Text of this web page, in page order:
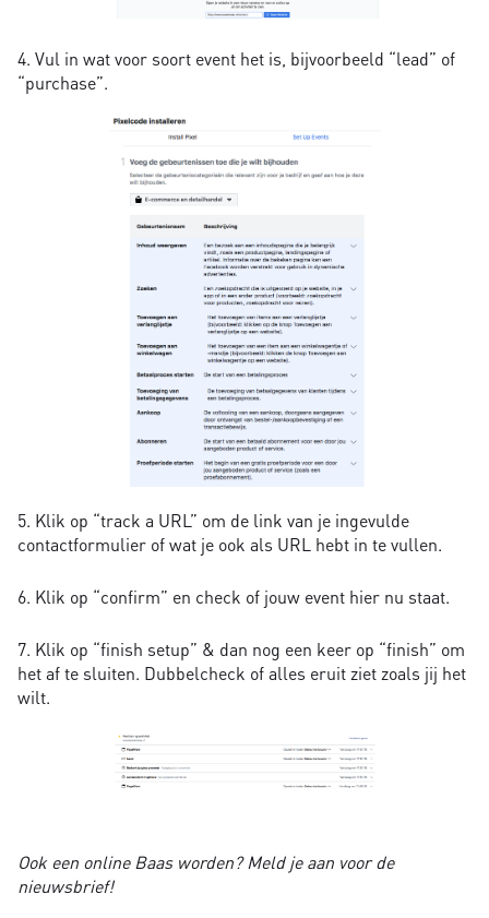
4. Vul in wat voor soort event het is, bijvoorbeeld “lead” of
“purchase”.
5. Klik op “track a URL” om de link van je ingevulde
contactformulier of wat je ook als URL hebt in te vullen.
6. Klik op “confirm” en check of jouw event hier nu staat.
7. Klik op “finish setup” & dan nog een keer op “finish” om
het af te sluiten. Dubbelcheck of alles eruit ziet zoals jij het
wilt.
Ook een online Baas worden? Meld je aan voor de
nieuwsbrief!